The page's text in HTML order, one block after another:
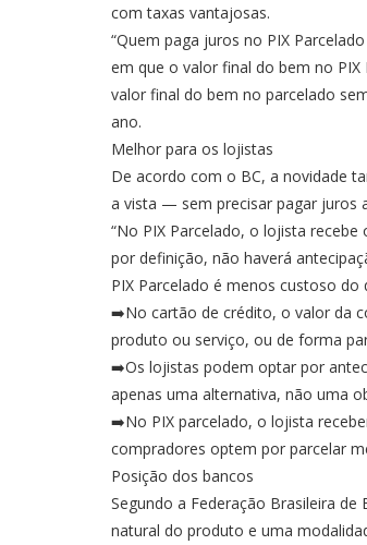
com taxas vantajosas.
“Quem paga juros no PIX
em que o valor final do bem no
valor final do bem no parcelado
ano.
Melhor para os lojistas
De acordo com o BC, a novidade
a vista — sem precisar pagar juros
“No PIX Parcelado, o lojista
por definição, não haverá
PIX Parcelado é menos custoso
➡️No cartão de crédito, o valor da
produto ou serviço, ou de forma
➡️Os lojistas podem optar por
apenas uma alternativa, não uma
➡️No PIX parcelado, o lojista
compradores optem por parcelar
Posição dos bancos
Segundo a Federação Brasileira
natural do produto e uma